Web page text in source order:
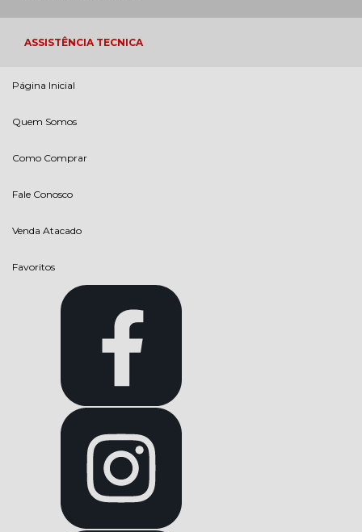
ASSISTÊNCIA TECNICA
Página Inicial
Quem Somos
Como Comprar
Fale Conosco
Venda Atacado
Favoritos